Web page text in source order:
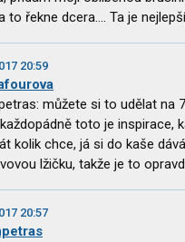
to řekne dcera.... Ta je
20:59
můžete si to udělat na
toto je inspirace,
kolik chce, já si do kaše
lžičku, takže je to
20:57